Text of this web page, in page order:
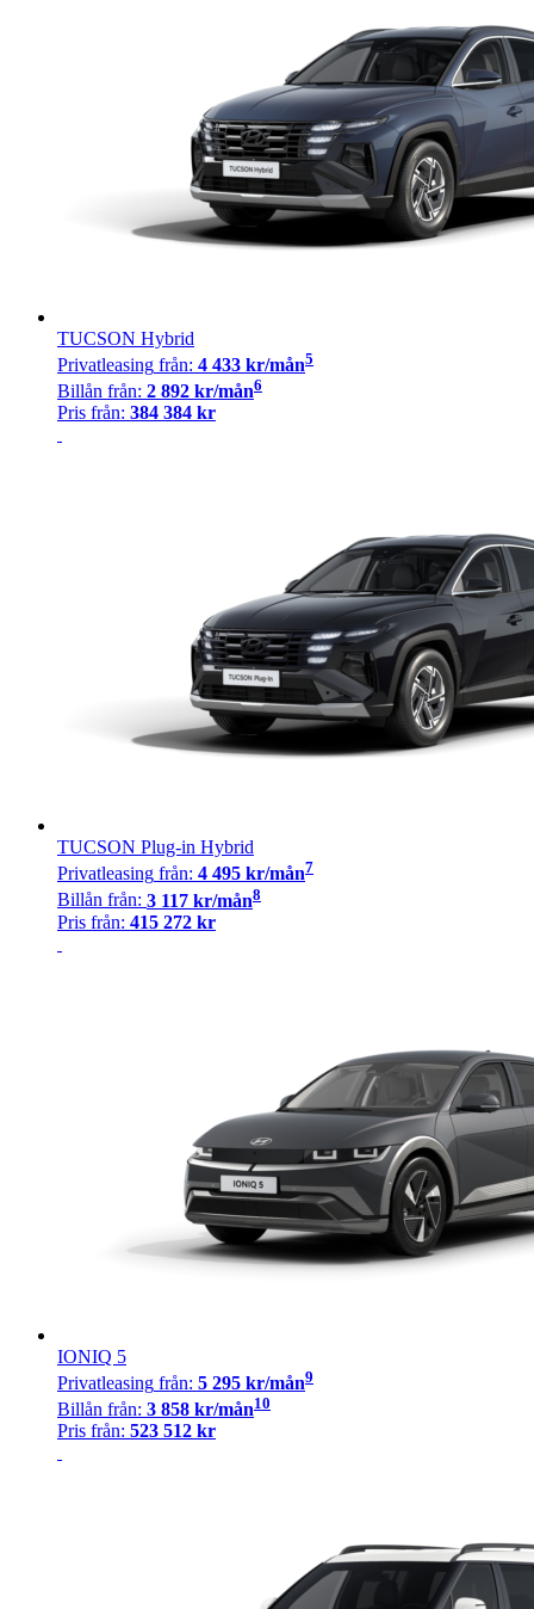
TUCSON Hybrid
Privatleasing från: 4 433 kr/mån5
Billån från: 2 892 kr/mån6
Pris från: 384 384 kr
TUCSON Plug-in Hybrid
Privatleasing från: 4 495 kr/mån7
Billån från: 3 117 kr/mån8
Pris från: 415 272 kr
IONIQ 5
Privatleasing från: 5 295 kr/mån9
Billån från: 3 858 kr/mån10
Pris från: 523 512 kr